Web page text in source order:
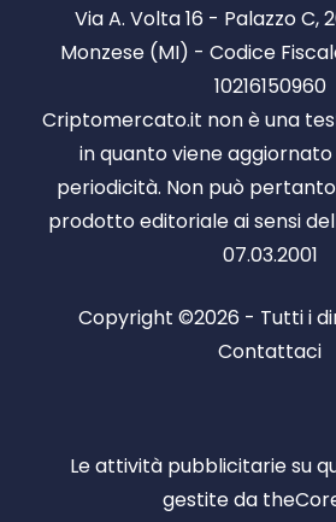
Via A. Volta 16 - Palazzo C,
Monzese (MI) - Codice
10216150960
Criptomercato.it non è una
in quanto viene
periodicità. Non può
prodotto editoriale ai sensi
07.03.2001
Copyright ©2026 - Tutti i
Contattaci
Le attività pubblicitarie su
gestite da